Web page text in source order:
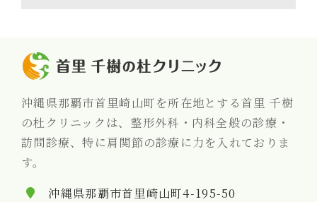
沖縄県那覇市首里崎山町を所在地とする首里 千樹
の杜クリニックは、整形外科・内科全般の診療・
訪問診療、特に肩関節の診療に力を入れておりま
す。
沖縄県那覇市首里崎山町4-195-50